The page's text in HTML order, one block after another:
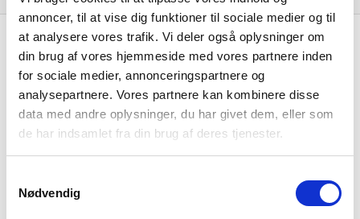
annoncer, til at vise dig funktioner til sociale medier og til
at analysere vores trafik. Vi deler også oplysninger om
din brug af vores hjemmeside med vores partnere inden
for sociale medier, annonceringspartnere og
analysepartnere. Vores partnere kan kombinere disse
data med andre oplysninger, du har givet dem, eller som
de har indsamlet fra din brug af deres tjenester.
Nødvendig
Resultat i 1000 DKK 2025-12
Nettoomsætning
Bruttofortjeneste 3.709
Driftsresultat (EBIT) 1.779
Årets Resultat -627